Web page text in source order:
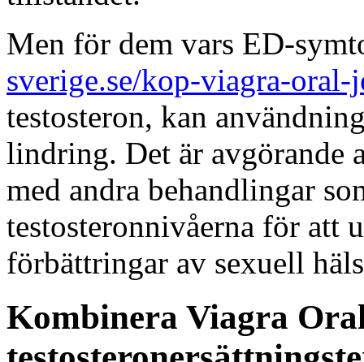
Men för dem vars ED-
sverige.se/kop-viagra-
testosteron, kan
lindring. Det är avgörande
med andra behandlingar
testosteronnivåerna för att
förbättringar av sexuell
Kombinera Viagra